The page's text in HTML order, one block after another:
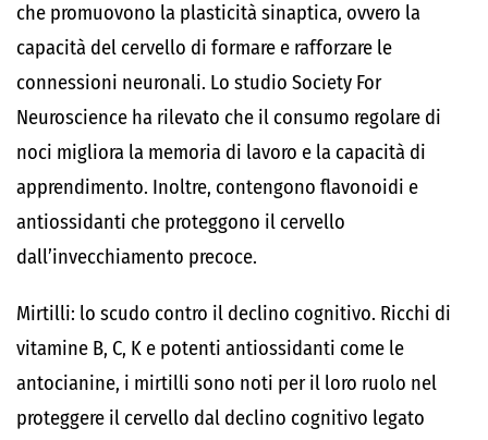
che promuovono la plasticità sinaptica, ovvero la
capacità del cervello di formare e rafforzare le
connessioni neuronali. Lo studio Society For
Neuroscience ha rilevato che il consumo regolare di
noci migliora la memoria di lavoro e la capacità di
apprendimento. Inoltre, contengono flavonoidi e
antiossidanti che proteggono il cervello
dall’invecchiamento precoce.
Mirtilli: lo scudo contro il declino cognitivo. Ricchi di
vitamine B, C, K e potenti antiossidanti come le
antocianine, i mirtilli sono noti per il loro ruolo nel
proteggere il cervello dal declino cognitivo legato